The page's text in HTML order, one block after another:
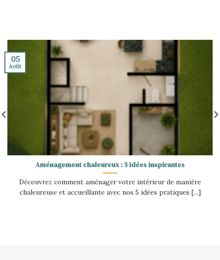
Aménagement chaleureux : 5 idées inspirantes
Découvrez comment aménager votre intérieur de manière
chaleureuse et accueillante avec nos 5 idées pratiques [...]
05
Août